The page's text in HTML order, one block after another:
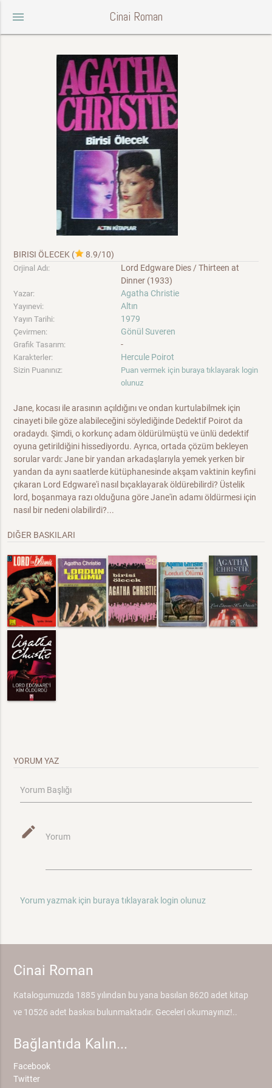
menu Cinai Roman
BIRISI ÖLECEK ( 8.9/10)
Orjinal Adı:
Lord Edgware Dies / Thirteen at
Dinner (1933)
Yazar: Agatha Christie
Yayınevi: Altın
Yayın Tarihi: 1979
Çevirmen: Gönül Suveren
Grafik Tasarım: -
Karakterler: Hercule Poirot
Sizin Puanınız:
Puan vermek için buraya tıklayarak login
olunuz
Jane, kocası ile arasının açıldığını ve ondan kurtulabilmek için
cinayeti bile göze alabileceğini söylediğinde Dedektif Poirot da
oradaydı. Şimdi, o korkunç adam öldürülmüştü ve ünlü dedektif
oyuna getirildiğini hissediyordu. Ayrıca, ortada çözüm bekleyen
sorular vardı: Jane bir yandan arkadaşlarıyla yemek yerken bir
yandan da aynı saatlerde kütüphanesinde akşam vaktinin keyfini
çıkaran Lord Edgware'i nasıl bıçaklayarak öldürebilirdi? Üstelik
lord, boşanmaya razı olduğuna göre Jane'in adamı öldürmesi için
nasıl bir nedeni olabilirdi?...
DIĞER BASKILARI
YORUM YAZ
Yorum Başlığı
mode_edit Yorum
Yorum yazmak için buraya tıklayarak login olunuz
Cinai Roman
Katalogumuzda 1885 yılından bu yana basılan 8620 adet kitap
ve 10526 adet baskısı bulunmaktadır. Geceleri okumayınız!..
Bağlantıda Kalın...
Facebook
Twitter